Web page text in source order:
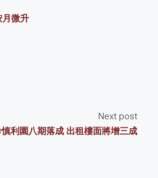
月微升
Next post
慎利園八期落成 出租樓面將增三成